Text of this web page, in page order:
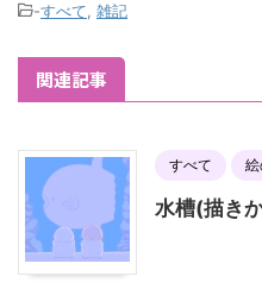
-すべて 雑記
関連記事
すべて 絵
水槽(描き